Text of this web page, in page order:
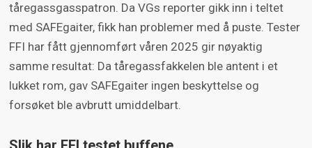
tåregassgasspatron. Da VGs reporter gikk inn i teltet
med SAFEgaiter, fikk han problemer med å puste. Tester
FFI har fått gjennomført våren 2025 gir nøyaktig
samme resultat: Da tåregassfakkelen ble antent i et
lukket rom, gav SAFEgaiter ingen beskyttelse og
forsøket ble avbrutt umiddelbart.